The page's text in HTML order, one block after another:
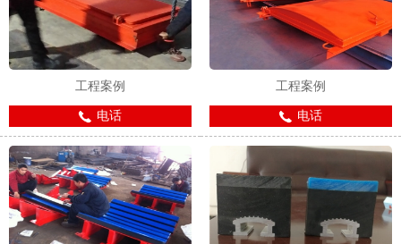
工程案例
电话
工程案例
电话